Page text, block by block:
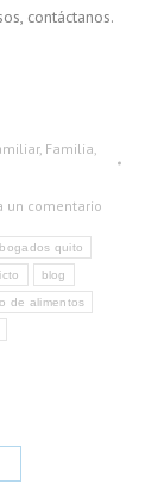
contáctanos.
, Familia,
un comentario
quito
blog
de alimentos